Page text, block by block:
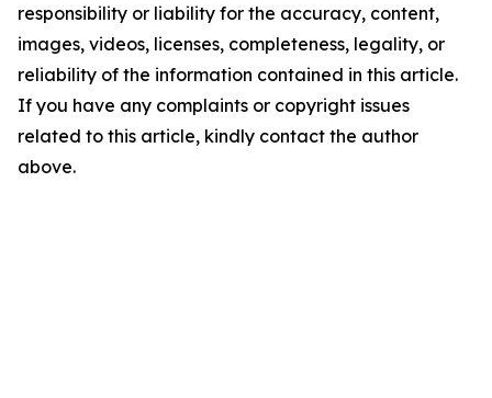
responsibility or liability for the accuracy, content,
images, videos, licenses, completeness, legality, or
reliability of the information contained in this article.
If you have any complaints or copyright issues
related to this article, kindly contact the author
above.